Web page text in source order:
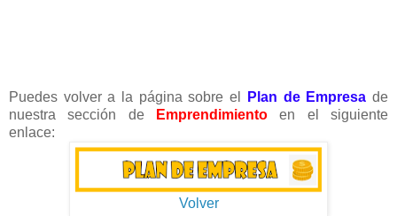
Puedes volver a la página sobre el Plan de Empresa de
nuestra sección de
Emprendimientoen el siguiente
enlace:
Volver